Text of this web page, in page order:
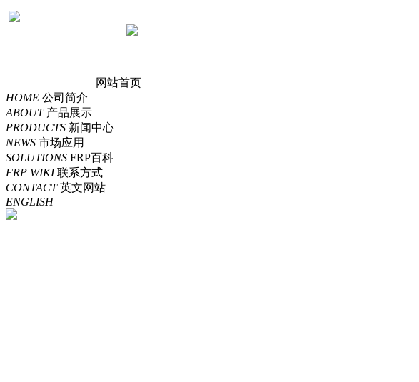
网站首页
HOME 公司简介
ABOUT 产品展示
PRODUCTS 新闻中心
NEWS 市场应用
SOLUTIONS FRP百科
FRP WIKI 联系方式
CONTACT 英文网站
ENGLISH